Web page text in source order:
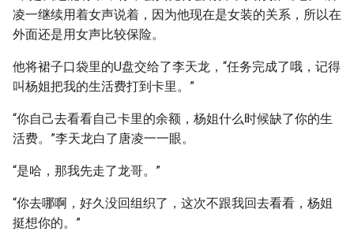
凌一继续用着女声说着，因为他现在是女装的关系，所以在
外面还是用女声比较保险。
他将裙子口袋里的U盘交给了李天龙，“任务完成了哦，记得
叫杨姐把我的生活费打到卡里。”
“你自己去看看自己卡里的余额，杨姐什么时候缺了你的生
活费。”李天龙白了唐凌一一眼。
“是哈，那我先走了龙哥。”
“你去哪啊，好久没回组织了，这次不跟我回去看看，杨姐
挺想你的。”